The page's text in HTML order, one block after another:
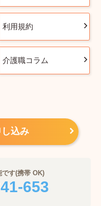
利用規約
介護職コラム
込み
です(携帯 OK)
653